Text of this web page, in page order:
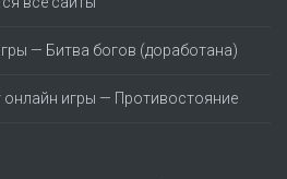
— Битва богов (доработана)
онлайн игры — Противостояние